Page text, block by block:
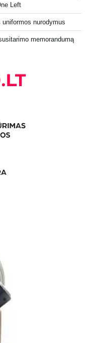
Left
nurodymus
memorandumą